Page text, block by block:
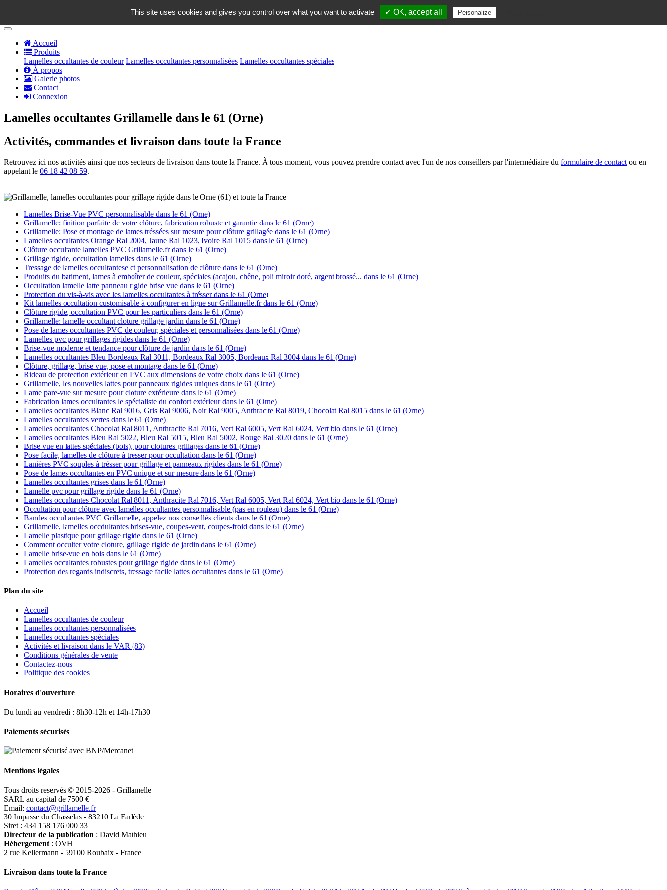
Accueil
Produits
Lamelles occultantes de couleur Lamelles occultantes personnalisées Lamelles occultantes spéciales
À propos
Galerie photos
Contact
Connexion
Lamelles occultantes Grillamelle dans le 61 (Orne)
Activités, commandes et livraison dans toute la France
Retrouvez ici nos activités ainsi que nos secteurs de livraison dans toute la France. À tous moment, vous pouvez prendre contact avec l'un de nos conseillers par l'intermédiaire du formulaire de contact ou en
appelant le 06 18 42 08 59.
Lamelles Brise-Vue PVC personnalisable dans le 61 (Orne)
Grillamelle: finition parfaite de votre clôture, fabrication robuste et garantie dans le 61 (Orne)
Grillamelle: Pose et montage de lames tréssées sur mesure pour clôture grillagée dans le 61 (Orne)
Lamelles occultantes Orange Ral 2004, Jaune Ral 1023, Ivoire Ral 1015 dans le 61 (Orne)
Clôture occultante lamelles PVC Grillamelle.fr dans le 61 (Orne)
Grillage rigide, occultation lamelles dans le 61 (Orne)
Tressage de lamelles occultantese et personnalisation de clôture dans le 61 (Orne)
Produits du batiment, lames à emboîter de couleur, spéciales (acajou, chêne, poli miroir doré, argent brossé... dans le 61 (Orne)
Occultation lamelle latte panneau rigide brise vue dans le 61 (Orne)
Protection du vis-à-vis avec les lamelles occultantes à trésser dans le 61 (Orne)
Kit lamelles occultation customisable à configurer en ligne sur Grillamelle.fr dans le 61 (Orne)
Clôture rigide, occultation PVC pour les particuliers dans le 61 (Orne)
Grillamelle: lamelle occultant cloture grillage jardin dans le 61 (Orne)
Pose de lames occultantes PVC de couleur, spéciales et personnalisées dans le 61 (Orne)
Lamelles pvc pour grillages rigides dans le 61 (Orne)
Brise-vue moderne et tendance pour clôture de jardin dans le 61 (Orne)
Lamelles occultantes Bleu Bordeaux Ral 3011, Bordeaux Ral 3005, Bordeaux Ral 3004 dans le 61 (Orne)
Clôture, grillage, brise vue, pose et montage dans le 61 (Orne)
Rideau de protection extérieur en PVC aux dimensions de votre choix dans le 61 (Orne)
Grillamelle, les nouvelles lattes pour panneaux rigides uniques dans le 61 (Orne)
Lame pare-vue sur mesure pour cloture extérieure dans le 61 (Orne)
Fabrication lames occultantes le spécialiste du confort extérieur dans le 61 (Orne)
Lamelles occultantes Blanc Ral 9016, Gris Ral 9006, Noir Ral 9005, Anthracite Ral 8019, Chocolat Ral 8015 dans le 61 (Orne)
Lamelles occultantes vertes dans le 61 (Orne)
Lamelles occultantes Chocolat Ral 8011, Anthracite Ral 7016, Vert Ral 6005, Vert Ral 6024, Vert bio dans le 61 (Orne)
Lamelles occultantes Bleu Ral 5022, Bleu Ral 5015, Bleu Ral 5002, Rouge Ral 3020 dans le 61 (Orne)
Brise vue en lattes spéciales (bois), pour clotures grillages dans le 61 (Orne)
Pose facile, lamelles de clôture à tresser pour occultation dans le 61 (Orne)
Lanières PVC souples à trésser pour grillage et panneaux rigides dans le 61 (Orne)
Pose de lames occultantes en PVC unique et sur mesure dans le 61 (Orne)
Lamelles occultantes grises dans le 61 (Orne)
Lamelle pvc pour grillage rigide dans le 61 (Orne)
Lamelles occultantes Chocolat Ral 8011, Anthracite Ral 7016, Vert Ral 6005, Vert Ral 6024, Vert bio dans le 61 (Orne)
Occultation pour clôture avec lamelles occultantes personnalisable (pas en rouleau) dans le 61 (Orne)
Bandes occultantes PVC Grillamelle, appelez nos conseillés clients dans le 61 (Orne)
Grillamelle, lamelles occdultantes brises-vue, coupes-vent, coupes-froid dans le 61 (Orne)
Lamelle plastique pour grillage rigide dans le 61 (Orne)
Comment occulter votre cloture, grillage rigide de jardin dans le 61 (Orne)
Lamelle brise-vue en bois dans le 61 (Orne)
Lamelles occultantes robustes pour grillage rigide dans le 61 (Orne)
Protection des regards indiscrets, tressage facile lattes occultantes dans le 61 (Orne)
Plan du site
Accueil
Lamelles occultantes de couleur
Lamelles occultantes personnalisées
Lamelles occultantes spéciales
Activités et livraison dans le VAR (83)
Conditions générales de vente
Contactez-nous
Politique des cookies
Horaires d'ouverture
Du lundi au vendredi : 8h30-12h et 14h-17h30
Paiements sécurisés
Mentions légales
Tous droits reservés © 2015-2026 - Grillamelle
SARL au capital de 7500 €
Email: contact@grillamelle.fr
30 Impasse du Chasselas - 83210 La Farlède
Siret : 434 158 176 000 33
Directeur de la publication : David Mathieu
Hébergement : OVH
2 rue Kellermann - 59100 Roubaix - France
Livraison dans toute la France
This site uses cookies and gives you control over what you want to activate ✓ OK, accept all Personalize